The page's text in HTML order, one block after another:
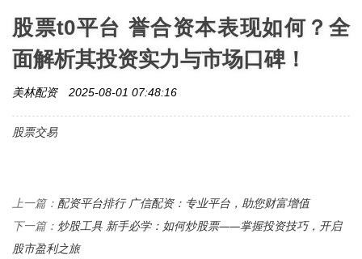
股票t0平台 誉合资本表现如何？全
面解析其投资实力与市场口碑！
美林配资 2025-08-01 07:48:16
股票交易
上一篇： 配资平台排行 广信配资：专业平台，助您财富增值
下一篇： 炒股工具 新手必学：如何炒股票——掌握投资技巧，开启
股市盈利之旅